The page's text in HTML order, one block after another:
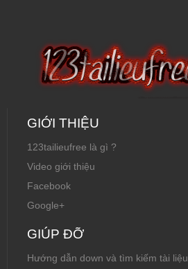
GIỚI THIỆU
123tailieufree là gì ?
Video giới thiệu
Facebook
Google+
GIÚP ĐỠ
Hướng dẫn down và tìm kiếm tài liệu